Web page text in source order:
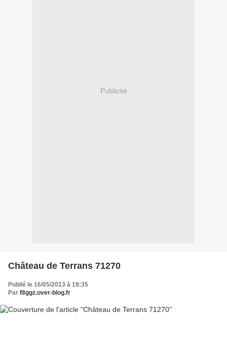
Publicité
Château de Terrans 71270
Publié le 16/05/2013 à 19:35
Par f8ggz.over-blog.fr